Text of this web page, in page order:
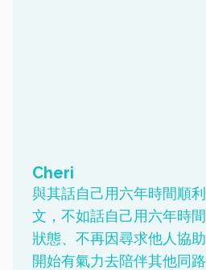
Cheri
與其話自己用六年時間順
文，不如話自己用六年時
狀態、不再因尋求他人協
開始有氣力去陪伴其他同